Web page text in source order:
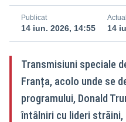
Publicat
14 iun. 2026, 14:55 14
Transmisiuni speciale
Franța, acolo unde se
programului, Donald
întâlniri cu lideri străini,